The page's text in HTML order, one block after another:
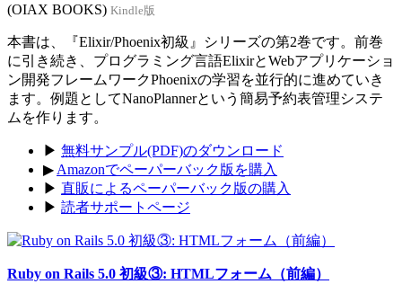
(OIAX BOOKS) Kindle版
本書は、『Elixir/Phoenix初級』シリーズの第2巻です。前巻
に引き続き、プログラミング言語ElixirとWebアプリケーショ
ン開発フレームワークPhoenixの学習を並行的に進めていき
ます。例題としてNanoPlannerという簡易予約表管理システ
ムを作ります。
▶ 無料サンプル(PDF)のダウンロード
▶ Amazonでペーパーバック版を購入
▶ 直販によるペーパーバック版の購入
▶ 読者サポートページ
Ruby on Rails 5.0 初級③: HTMLフォーム（前編）